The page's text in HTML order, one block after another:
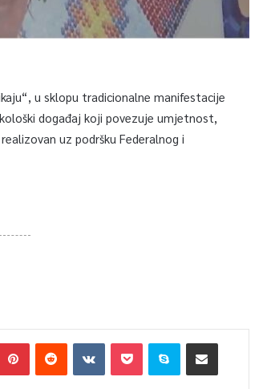
u sklopu tradicionalne manifestacije
događaj koji povezuje umjetnost,
uz podršku Federalnog i